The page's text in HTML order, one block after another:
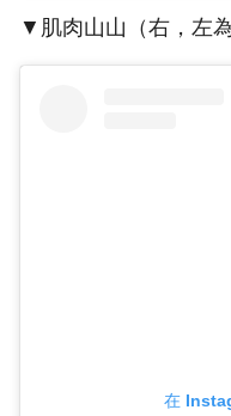
▼肌肉山山（右，左
在